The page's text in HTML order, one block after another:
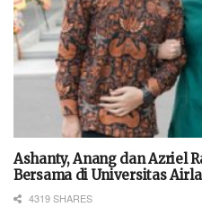
Ashanty, Anang dan Azriel
Bersama di Universitas
4319 SHARES